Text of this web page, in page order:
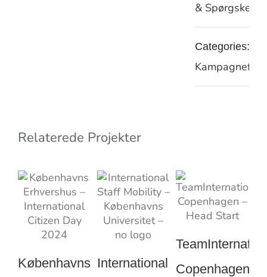
& Spørgskema
Categories:
Kampagnefilm
Relaterede Projekter
Københavns International Copenhagen